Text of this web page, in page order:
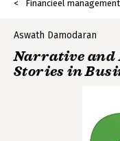
Financieel management
Aswath Damodaran
Narrative and
Stories in